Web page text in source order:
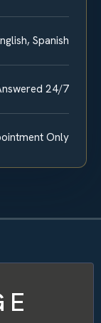
Spanish
24/7
Only